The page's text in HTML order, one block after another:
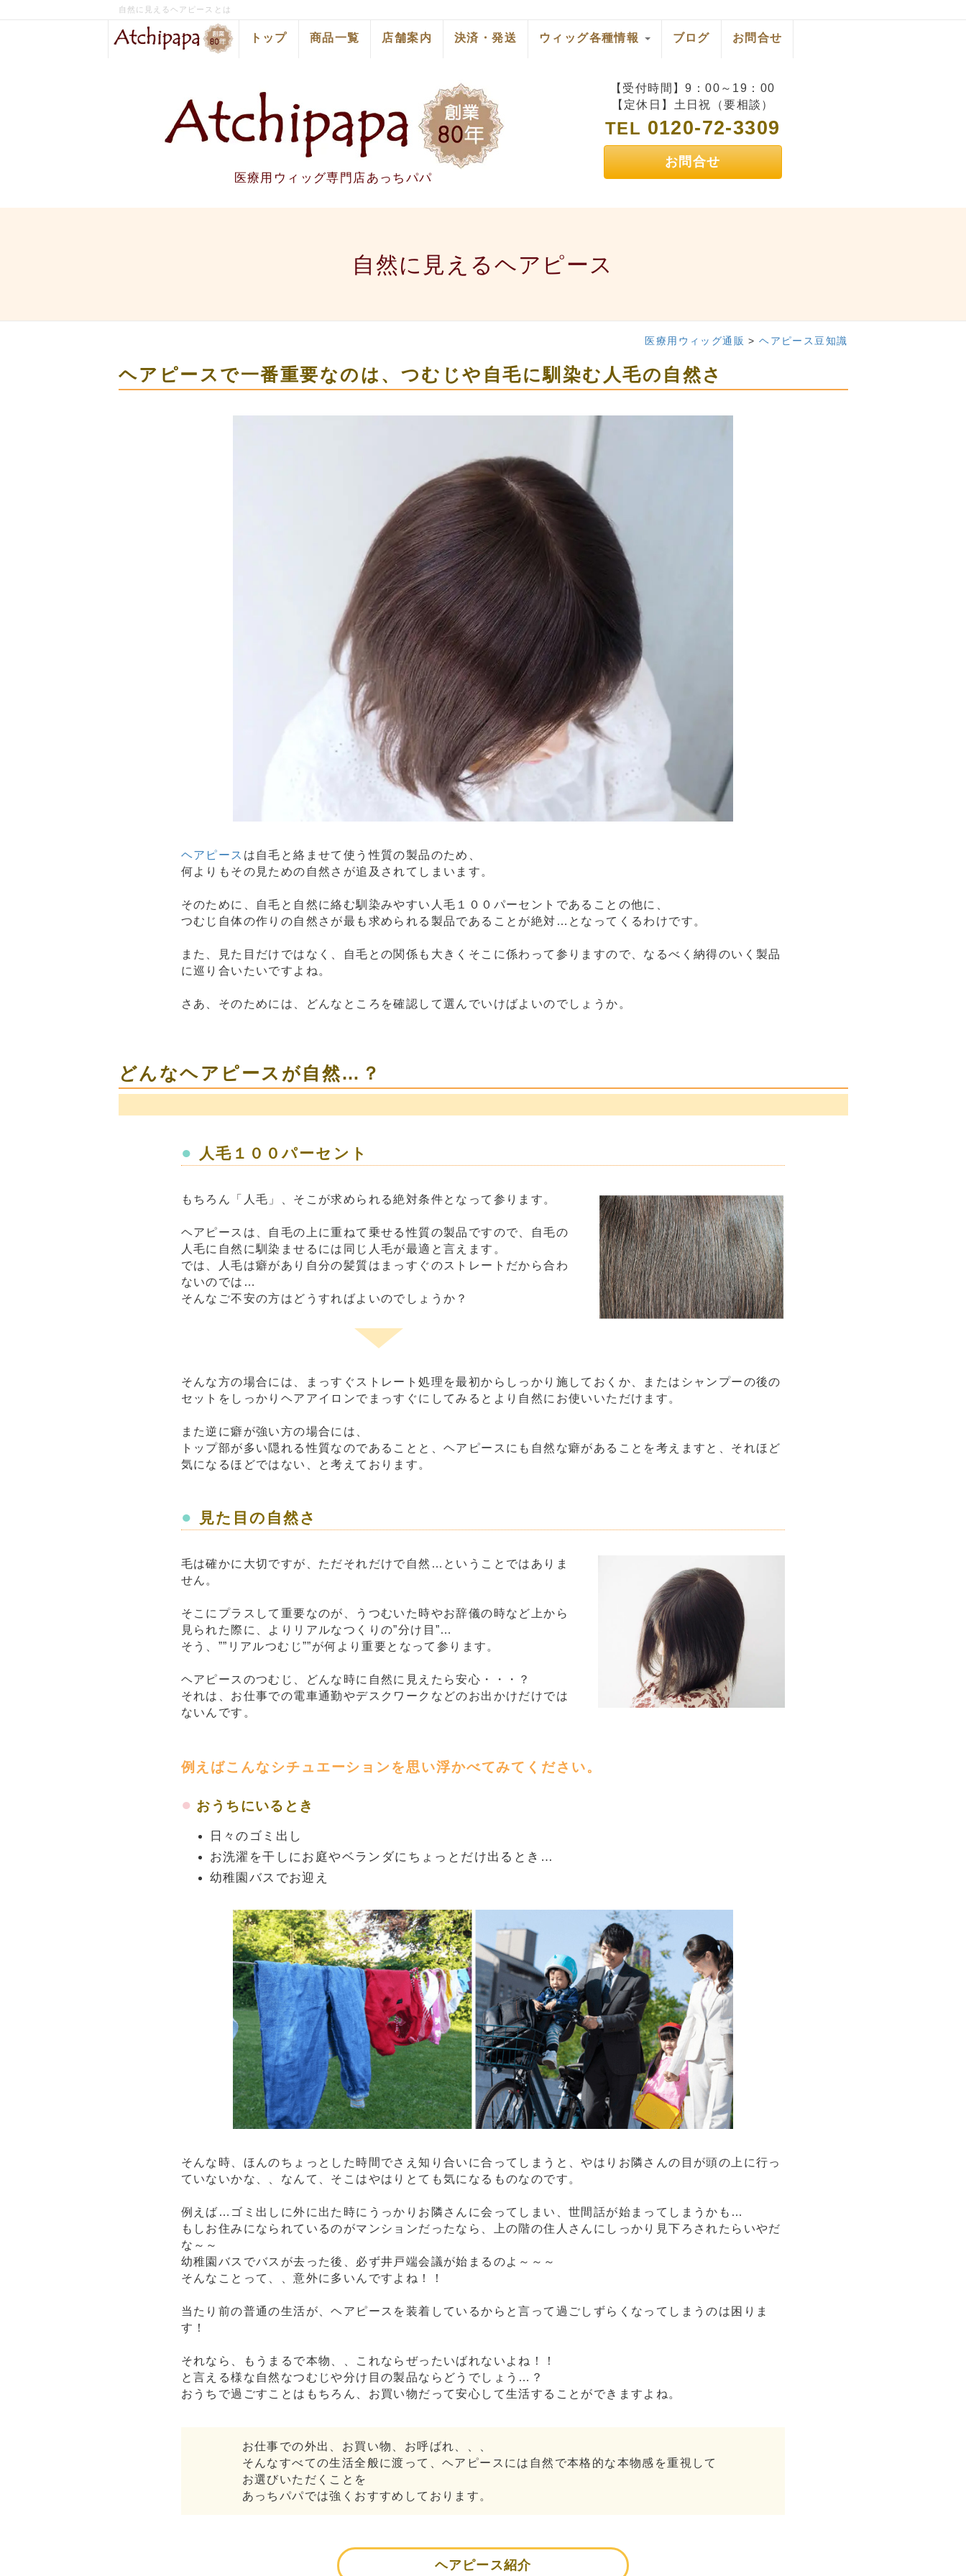
自然に見えるヘアピースとは
トップ 商品一覧 店舗案内 決済・発送 ウィッグ各種情報 ブログ お問合せ
医療用ウィッグ専門店あっちパパ
【受付時間】9：00～19：00
【定休日】土日祝（要相談）
TEL 0120-72-3309
お問合せ
自然に見えるヘアピース
医療用ウィッグ通販 >ヘアピース豆知識
ヘアピースで一番重要なのは、つむじや自毛に馴染む人毛の自然さ
ヘアピース は自毛と絡ませて使う性質の製品のため、
何よりもその見ための自然さが追及されてしまいます。
そのために、自毛と自然に絡む馴染みやすい人毛１００パーセントであることの他に、
つむじ自体の作りの自然さが最も求められる製品であることが絶対…となってくるわけです。
また、見た目だけではなく、自毛との関係も大きくそこに係わって参りますので、なるべく納得のいく製品
に巡り合いたいですよね。
さあ、そのためには、どんなところを確認して選んでいけばよいのでしょうか。
どんなヘアピースが自然…？
● 人毛１００パーセント
もちろん「人毛」、そこが求められる絶対条件となって参ります。
ヘアピースは、自毛の上に重ねて乗せる性質の製品ですので、自毛の
人毛に自然に馴染ませるには同じ人毛が最適と言えます。
では、人毛は癖があり自分の髪質はまっすぐのストレートだから合わ
ないのでは…
そんなご不安の方はどうすればよいのでしょうか？
そんな方の場合には、まっすぐストレート処理を最初からしっかり施しておくか、またはシャンプーの後の
セットをしっかりヘアアイロンでまっすぐにしてみるとより自然にお使いいただけます。
また逆に癖が強い方の場合には、
トップ部が多い隠れる性質なのであることと、ヘアピースにも自然な癖があることを考えますと、それほど
気になるほどではない、と考えております。
● 見た目の自然さ
毛は確かに大切ですが、ただそれだけで自然…ということではありま
せん。
そこにプラスして重要なのが、うつむいた時やお辞儀の時など上から
見られた際に、よりリアルなつくりの”分け目”…
そう、””リアルつむじ””が何より重要となって参ります。
ヘアピースのつむじ、どんな時に自然に見えたら安心・・・？
それは、お仕事での電車通勤やデスクワークなどのお出かけだけでは
ないんです。
例えばこんなシチュエーションを思い浮かべてみてください。
● おうちにいるとき
日々のゴミ出し
お洗濯を干しにお庭やベランダにちょっとだけ出るとき…
幼稚園バスでお迎え
そんな時、ほんのちょっとした時間でさえ知り合いに合ってしまうと、やはりお隣さんの目が頭の上に行っ
ていないかな、、なんて、そこはやはりとても気になるものなのです。
例えば…ゴミ出しに外に出た時にうっかりお隣さんに会ってしまい、世間話が始まってしまうかも…
もしお住みになられているのがマンションだったなら、上の階の住人さんにしっかり見下ろされたらいやだ
な～～
幼稚園バスでバスが去った後、必ず井戸端会議が始まるのよ～～～
そんなことって、、意外に多いんですよね！！
当たり前の普通の生活が、ヘアピースを装着しているからと言って過ごしずらくなってしまうのは困りま
す！
それなら、もうまるで本物、、これならぜったいばれないよね！！
と言える様な自然なつむじや分け目の製品ならどうでしょう…？
おうちで過ごすことはもちろん、お買い物だって安心して生活することができますよね。
お仕事での外出、お買い物、お呼ばれ、、、
そんなすべての生活全般に渡って、ヘアピースには自然で本格的な本物感を重視して
お選びいただくことを
あっちパパでは強くおすすめしております。
ヘアピース紹介